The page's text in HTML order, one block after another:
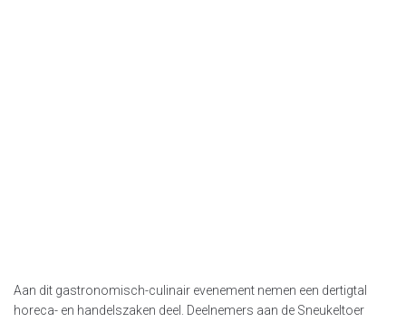
Aan dit gastronomisch-culinair evenement nemen een dertigtal
horeca- en handelszaken deel. Deelnemers aan de Sneukeltoer